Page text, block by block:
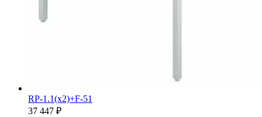
RP-1.1(x2)+F-51
37 447 ₽